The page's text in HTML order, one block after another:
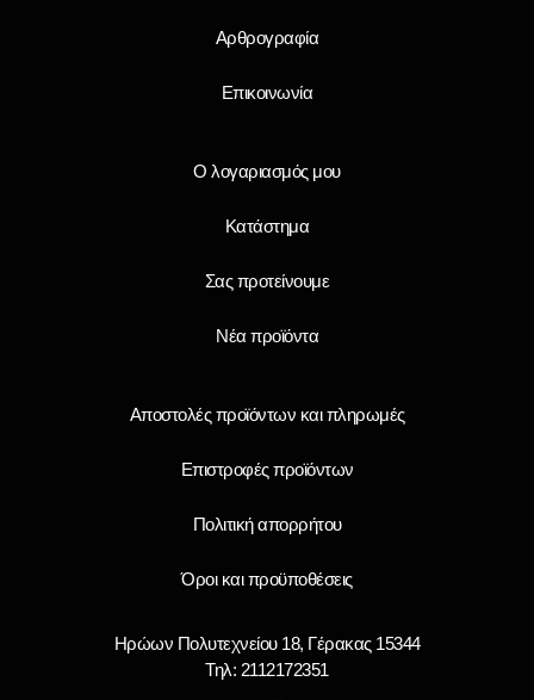
Αρθρογραφία
Επικοινωνία
Ο λογαριασμός μου
Κατάστημα
Σας προτείνουμε
Νέα προϊόντα
Αποστολές προϊόντων και πληρωμές
Επιστροφές προϊόντων
Πολιτική απορρήτου
Όροι και προϋποθέσεις
Ηρώων Πολυτεχνείου 18, Γέρακας 15344
Τηλ: 2112172351